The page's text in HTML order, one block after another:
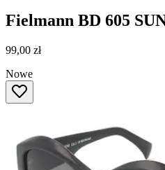
Fielmann BD 605
99,00 zł
Nowe